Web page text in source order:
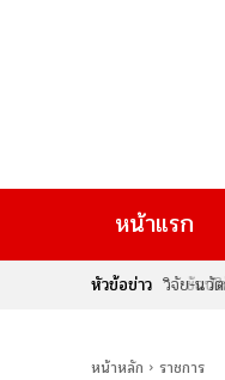
หน้าแรก
หัวข้อข่าว ช้อปให้
หน้าหลัก ราชการ